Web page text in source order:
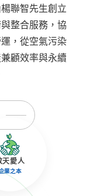
聯智先生創立
整合服務，協
，從空氣污染
顧效率與永續
天愛人
業之本